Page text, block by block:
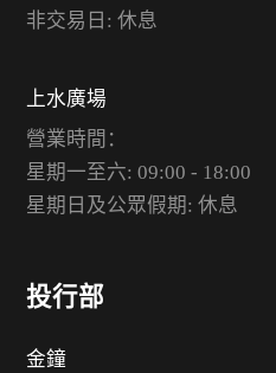
非交易日: 休息
上水廣場
營業時間：
星期一至六: 09:00 - 18:00
星期日及公眾假期: 休息
投行部
金鐘